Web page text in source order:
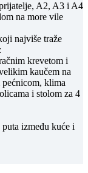
A2, A3 i A4
na more vile
najviše traže
krevetom i
kaučem na
klima
i stolom za 4
između kuće i